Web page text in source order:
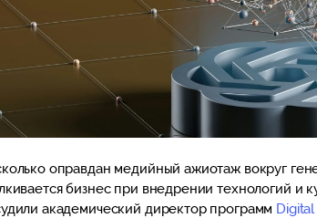
оправдан медийный ажиотаж вокруг
бизнес при внедрении технологий и
академический директор программ